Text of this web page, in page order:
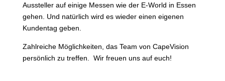
Aussteller auf einige Messen wie der E-World in Essen
gehen. Und natürlich wird es wieder einen eigenen
Kundentag geben.
Zahlreiche Möglichkeiten, das Team von CapeVision
persönlich zu treffen. Wir freuen uns auf euch!